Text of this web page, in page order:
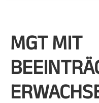
MGT MIT